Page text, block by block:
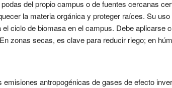
del propio campus o de fuentes cercanas
la materia orgánica y proteger raíces. Su
ciclo de biomasa en el campus. Debe aplicarse
zonas secas, es clave para reducir riego; en
antropogénicas de gases de efecto